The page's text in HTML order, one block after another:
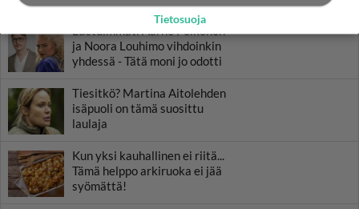
Luetuimmat: Aarne Pelkonen
ja Noora Louhimo vihdoinkin
yhdessä - Tätä moni jo odotti
Tiesitkö? Martina Aitolehden
isäpuoli on tämä suosittu
laulaja
Kun yksi kauhallinen ei riitä...
Tämä helppo arkiruoka ei jää
syömättä!
Tietosuoja